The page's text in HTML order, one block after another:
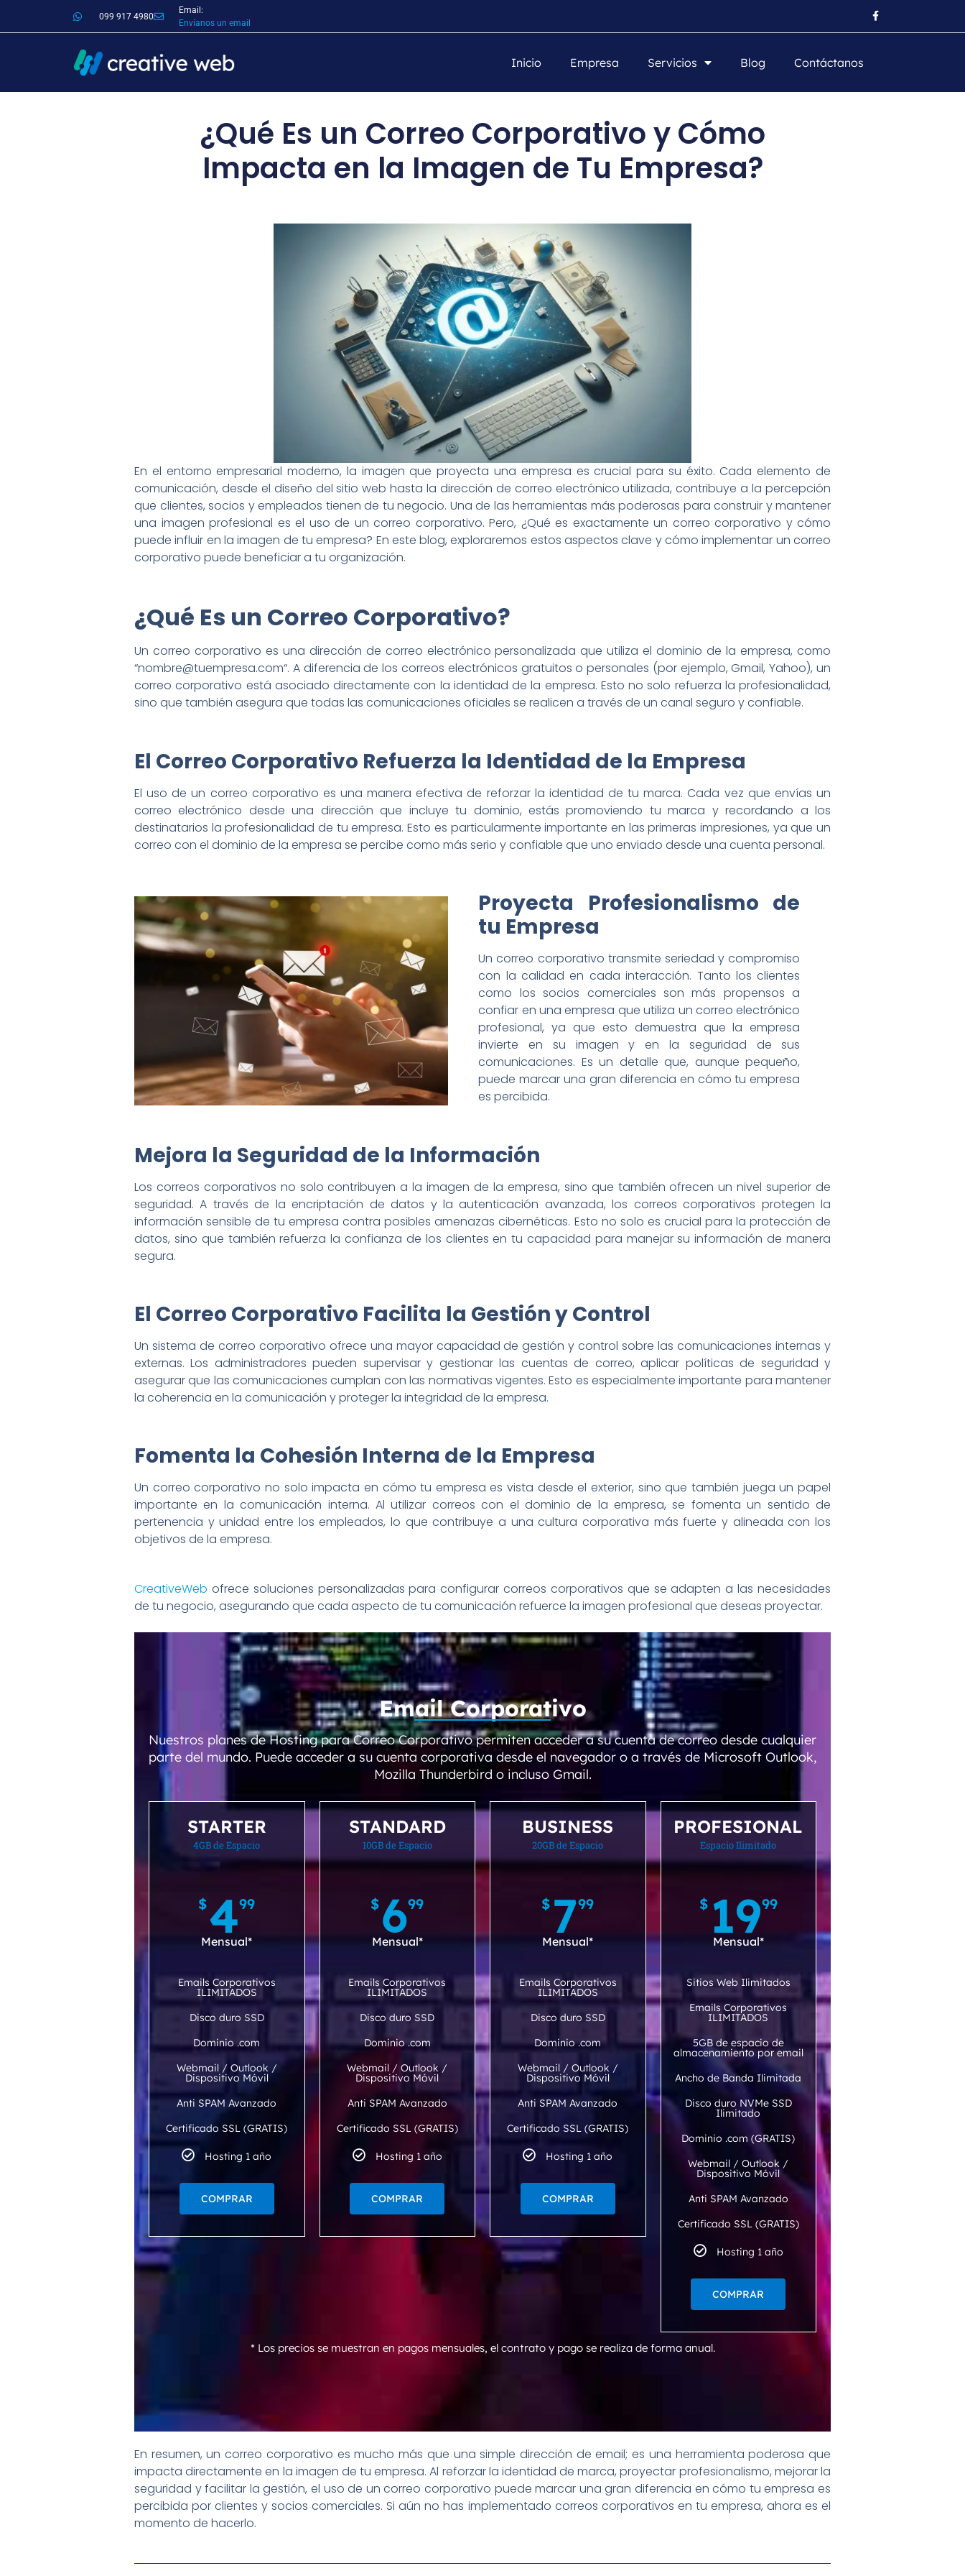
099 917 4980
Email:
Envíanos un email
Inicio Empresa Servicios Blog Contáctanos
¿Qué Es un Correo Corporativo y Cómo
Impacta en la Imagen de Tu Empresa?
En el entorno empresarial moderno, la imagen que proyecta una empresa es crucial para su éxito. Cada elemento de
comunicación, desde el diseño del sitio web hasta la dirección de correo electrónico utilizada, contribuye a la percepción
que clientes, socios y empleados tienen de tu negocio. Una de las herramientas más poderosas para construir y mantener
una imagen profesional es el uso de un correo corporativo. Pero, ¿Qué es exactamente un correo corporativo y cómo
puede influir en la imagen de tu empresa? En este blog, exploraremos estos aspectos clave y cómo implementar un correo
corporativo puede beneficiar a tu organización.
¿Qué Es un Correo Corporativo?
Un correo corporativo es una dirección de correo electrónico personalizada que utiliza el dominio de la empresa, como
“nombre@tuempresa.com“. A diferencia de los correos electrónicos gratuitos o personales (por ejemplo, Gmail, Yahoo), un
correo corporativo está asociado directamente con la identidad de la empresa. Esto no solo refuerza la profesionalidad,
sino que también asegura que todas las comunicaciones oficiales se realicen a través de un canal seguro y confiable.
El Correo Corporativo Refuerza la Identidad de la Empresa
El uso de un correo corporativo es una manera efectiva de reforzar la identidad de tu marca. Cada vez que envías un
correo electrónico desde una dirección que incluye tu dominio, estás promoviendo tu marca y recordando a los
destinatarios la profesionalidad de tu empresa. Esto es particularmente importante en las primeras impresiones, ya que un
correo con el dominio de la empresa se percibe como más serio y confiable que uno enviado desde una cuenta personal.
Proyecta Profesionalismo de
tu Empresa
Un correo corporativo transmite seriedad y compromiso
con la calidad en cada interacción. Tanto los clientes
como los socios comerciales son más propensos a
confiar en una empresa que utiliza un correo electrónico
profesional, ya que esto demuestra que la empresa
invierte en su imagen y en la seguridad de sus
comunicaciones. Es un detalle que, aunque pequeño,
puede marcar una gran diferencia en cómo tu empresa
es percibida.
Mejora la Seguridad de la Información
Los correos corporativos no solo contribuyen a la imagen de la empresa, sino que también ofrecen un nivel superior de
seguridad. A través de la encriptación de datos y la autenticación avanzada, los correos corporativos protegen la
información sensible de tu empresa contra posibles amenazas cibernéticas. Esto no solo es crucial para la protección de
datos, sino que también refuerza la confianza de los clientes en tu capacidad para manejar su información de manera
segura.
El Correo Corporativo Facilita la Gestión y Control
Un sistema de correo corporativo ofrece una mayor capacidad de gestión y control sobre las comunicaciones internas y
externas. Los administradores pueden supervisar y gestionar las cuentas de correo, aplicar políticas de seguridad y
asegurar que las comunicaciones cumplan con las normativas vigentes. Esto es especialmente importante para mantener
la coherencia en la comunicación y proteger la integridad de la empresa.
Fomenta la Cohesión Interna de la Empresa
Un correo corporativo no solo impacta en cómo tu empresa es vista desde el exterior, sino que también juega un papel
importante en la comunicación interna. Al utilizar correos con el dominio de la empresa, se fomenta un sentido de
pertenencia y unidad entre los empleados, lo que contribuye a una cultura corporativa más fuerte y alineada con los
objetivos de la empresa.
CreativeWeb ofrece soluciones personalizadas para configurar correos corporativos que se adapten a las necesidades
de tu negocio, asegurando que cada aspecto de tu comunicación refuerce la imagen profesional que deseas proyectar.
Email Corporativo
Nuestros planes de Hosting para Correo Corporativo permiten acceder a su cuenta de correo desde cualquier
parte del mundo. Puede acceder a su cuenta corporativa desde el navegador o a través de Microsoft Outlook,
Mozilla Thunderbird o incluso Gmail.
STARTER
4GB de Espacio
$499
Mensual*
Emails Corporativos
ILIMITADOS
Disco duro SSD
Dominio .com
Webmail / Outlook /
Dispositivo Móvil
Anti SPAM Avanzado
Certificado SSL (GRATIS)
Hosting 1 año
COMPRAR
STANDARD
10GB de Espacio
$ 699
Mensual*
Emails Corporativos
ILIMITADOS
Disco duro SSD
Dominio .com
Webmail / Outlook /
Dispositivo Móvil
Anti SPAM Avanzado
Certificado SSL (GRATIS)
Hosting 1 año
COMPRAR
BUSINESS
20GB de Espacio
$ 799
Mensual*
Emails Corporativos
ILIMITADOS
Disco duro SSD
Dominio .com
Webmail / Outlook /
Dispositivo Móvil
Anti SPAM Avanzado
Certificado SSL (GRATIS)
Hosting 1 año
COMPRAR
PROFESIONAL
Espacio Ilimitado
$ 1999
Mensual*
Sitios Web Ilimitados
Emails Corporativos
ILIMITADOS
5GB de espacio de
almacenamiento por email
Ancho de Banda Ilimitada
Disco duro NVMe SSD
Ilimitado
Dominio .com (GRATIS)
Webmail / Outlook /
Dispositivo Móvil
Anti SPAM Avanzado
Certificado SSL (GRATIS)
Hosting 1 año
COMPRAR
* Los precios se muestran en pagos mensuales, el contrato y pago se realiza de forma anual.
En resumen, un correo corporativo es mucho más que una simple dirección de email; es una herramienta poderosa que
impacta directamente en la imagen de tu empresa. Al reforzar la identidad de marca, proyectar profesionalismo, mejorar la
seguridad y facilitar la gestión, el uso de un correo corporativo puede marcar una gran diferencia en cómo tu empresa es
percibida por clientes y socios comerciales. Si aún no has implementado correos corporativos en tu empresa, ahora es el
momento de hacerlo.